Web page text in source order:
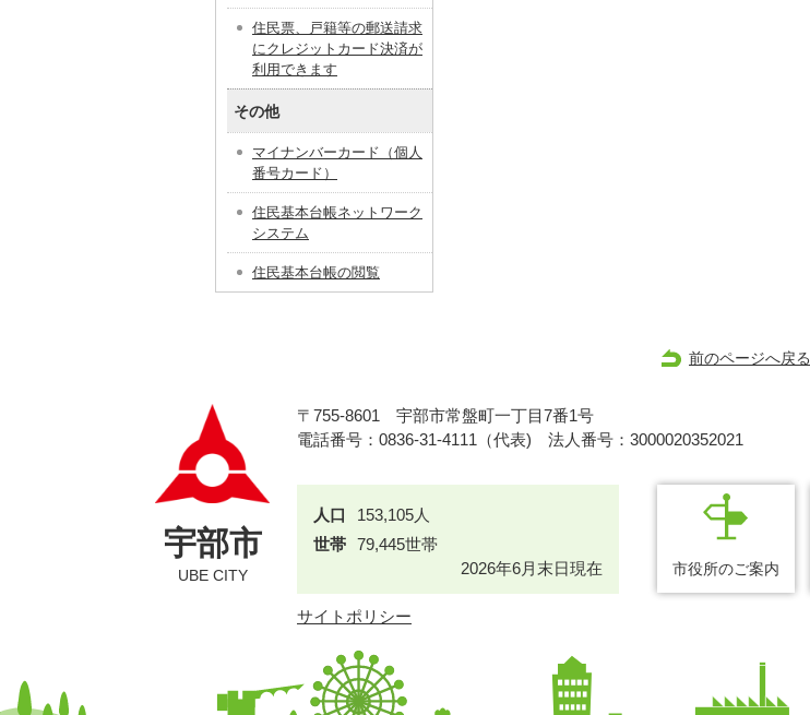
住民票、戸籍等の郵送請求
にクレジットカード決済が
利用できます
その他
マイナンバーカード（個人
番号カード）
住民基本台帳ネットワーク
システム
住民基本台帳の閲覧
前のページへ戻る
宇部市
UBE CITY
〒755-8601 宇部市常盤町一丁目7番1号
電話番号：0836-31-4111（代表) 法人番号：3000020352021
人口
153,105人
世帯 79,445世帯
2026年6月末日現在
市役所のご案内
サイトポリシー